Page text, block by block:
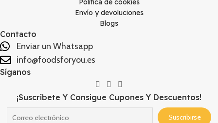
Política de cookies
Envío y devoluciones
Blogs
Contacto
Enviar un Whatsapp
info@foodsforyou.es
Síganos
¡Suscríbete Y Consigue Cupones Y Descuentos!